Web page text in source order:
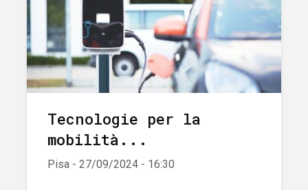
Tecnologie per la
mobilità...
Pisa - 27/09/2024 - 16:30